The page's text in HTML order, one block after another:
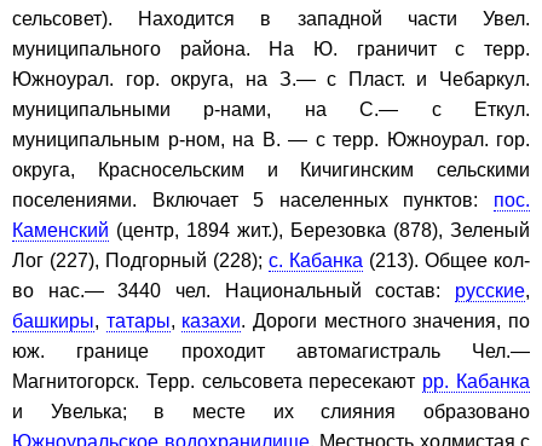
сельсовет). Находится в западной части Увел.
муниципального района. На Ю. граничит с терр.
Южноурал. гор. округа, на З.— с Пласт. и Чебаркул.
муниципальными р-нами, на С.— с Еткул.
муниципальным р-ном, на В. — с терр. Южноурал. гор.
округа, Красносельским и Кичигинским сельскими
поселениями. Включает 5 населенных пунктов: пос.
Каменский (центр, 1894 жит.), Березовка (878), Зеленый
Лог (227), Подгорный (228); с. Кабанка (213). Общее кол-
во нас.— 3440 чел. Национальный состав: русские,
башкиры, татары, казахи. Дороги местного значения, по
юж. границе проходит автомагистраль Чел.—
Магнитогорск. Терр. сельсовета пересекают рр. Кабанка
и Увелька; в месте их слияния образовано
Южноуральское водохранилище. Местность холмистая с